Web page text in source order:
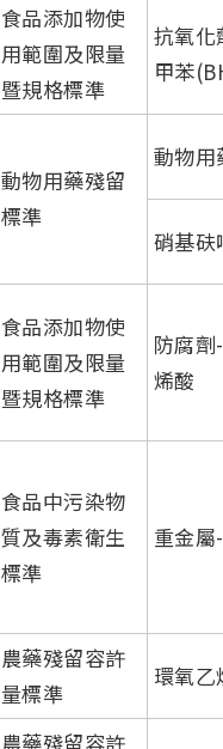
食品添加物使
用範圍及限量
暨規格標準
抗氧化
甲苯
動物用藥殘留
標準
動物用
硝基砆
食品添加物使
用範圍及限量
暨規格標準
防腐
烯酸
食品中污染物
質及毒素衛生
標準
重金屬
農藥殘留容許
量標準
環氧乙
農藥殘留容許